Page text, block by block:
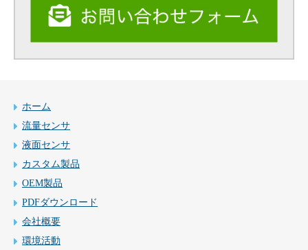
ホーム
流量センサ
液面センサ
カスタム製品
OEM製品
PDFダウンロード
会社概要
環境活動